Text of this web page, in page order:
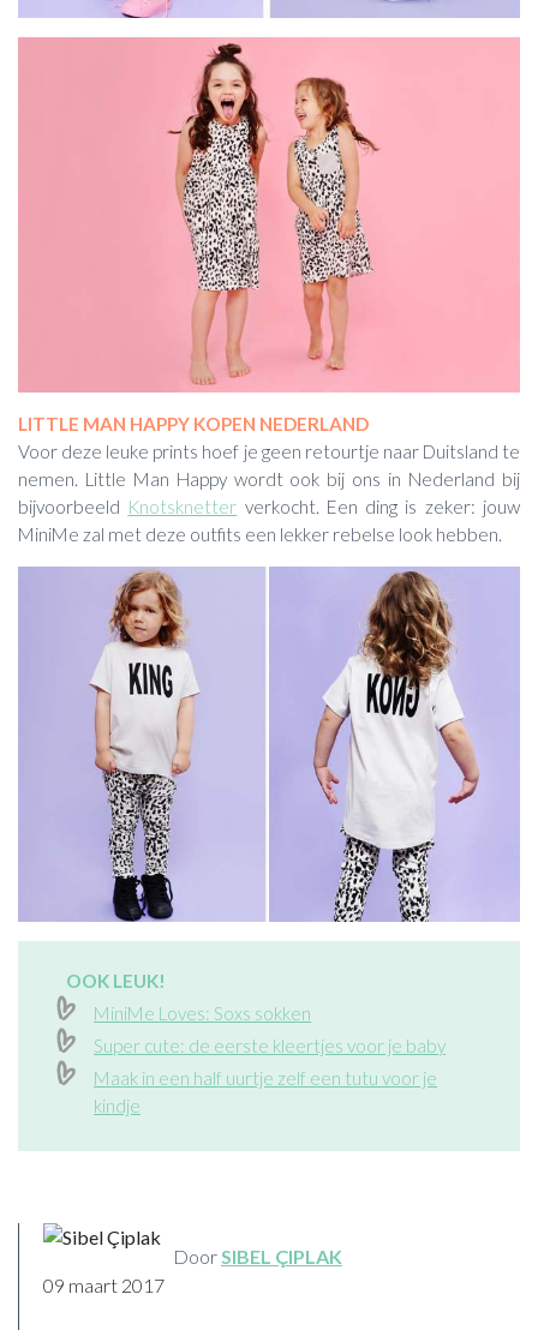
LITTLE MAN HAPPY KOPEN NEDERLAND
Voor deze leuke prints hoef je geen retourtje naar Duitsland te
nemen. Little Man Happy wordt ook bij ons in Nederland bij
bijvoorbeeld Knotsknetter verkocht. Een ding is zeker: jouw
MiniMe zal met deze outfits een lekker rebelse look hebben.
OOK LEUK!
MiniMe Loves: Soxs sokken
Super cute: de eerste kleertjes voor je baby
Maak in een half uurtje zelf een tutu voor je
kindje
Door SIBEL ÇIPLAK
09 maart 2017